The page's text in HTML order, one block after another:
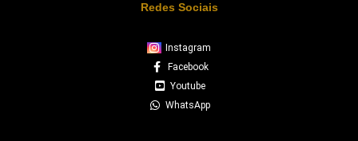
Redes Sociais
Instagram
Facebook
Youtube
WhatsApp